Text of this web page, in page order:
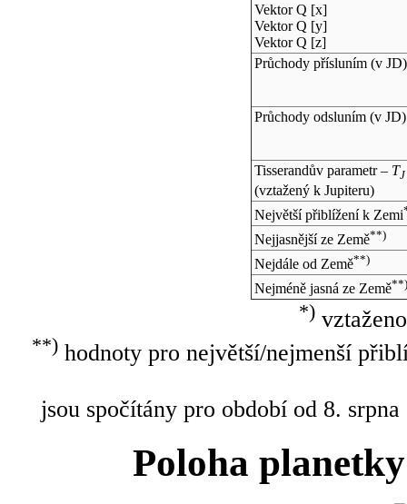
Vektor Q [x]
Vektor Q [y]
Vektor Q [z]
Průchody přísluním (v JD)
Průchody odsluním (v JD)
Tisserandův parametr – TJ
(vztažený k Jupiteru)
Největší přiblížení k Zemi
Nejjasnější ze Země**)
Nejdále od Země**)
Nejméně jasná ze Země**)
*)
**)hodnoty pro největší/nejmenší
jsou spočítány pro období od 8.
Poloha